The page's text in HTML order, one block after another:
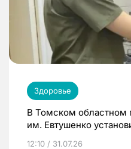
Здоровье
В Томском областном
им. Евтушенко
12:10 / 31.07.26